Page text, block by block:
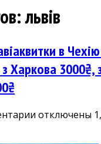
львів
в
Харкова 3000₴,
котключены